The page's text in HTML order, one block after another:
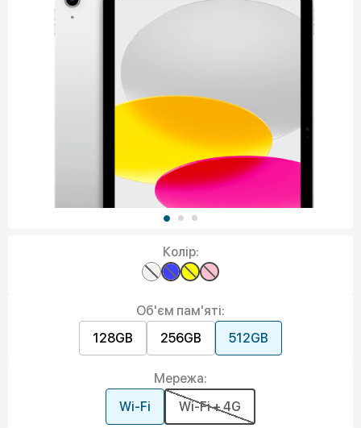
Колір:
Об'єм пам'яті:
128GB
256GB 512GB
Мережа:
Wi-Fi
Wi-Fi + 4G